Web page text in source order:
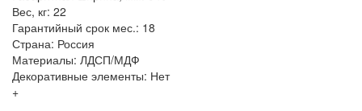
Вес, кг: 22
Гарантийный срок мес.: 18
Страна: Россия
Материалы: ЛДСП/МДФ
Декоративные элементы: Нет
+